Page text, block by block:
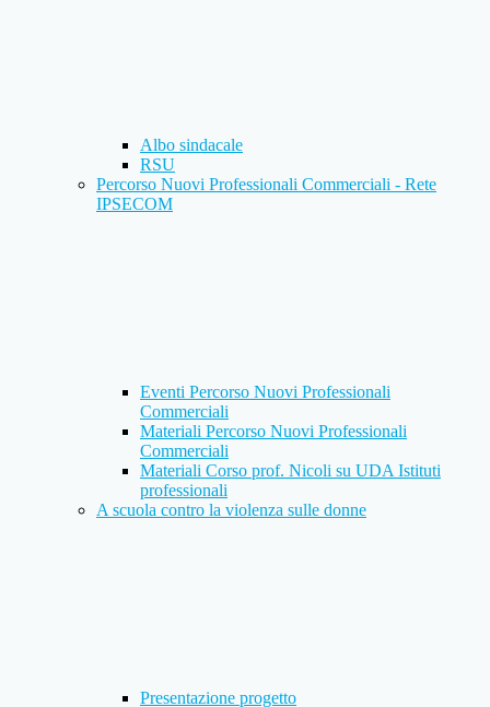
Albo sindacale
RSU
Percorso Nuovi Professionali Commerciali - Rete
IPSECOM
Eventi Percorso Nuovi Professionali
Commerciali
Materiali Percorso Nuovi Professionali
Commerciali
Materiali Corso prof. Nicoli su UDA Istituti
professionali
A scuola contro la violenza sulle donne
Presentazione progetto